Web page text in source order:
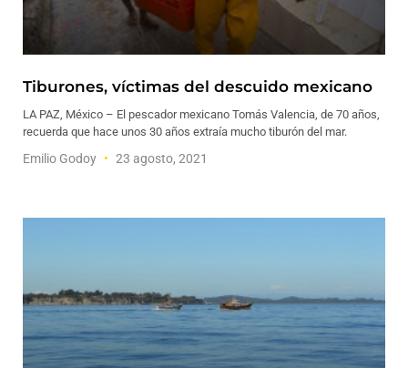
Tiburones, víctimas del descuido mexicano
LA PAZ, México – El pescador mexicano Tomás Valencia, de 70 años,
recuerda que hace unos 30 años extraía mucho tiburón del mar.
Emilio Godoy 23 agosto, 2021